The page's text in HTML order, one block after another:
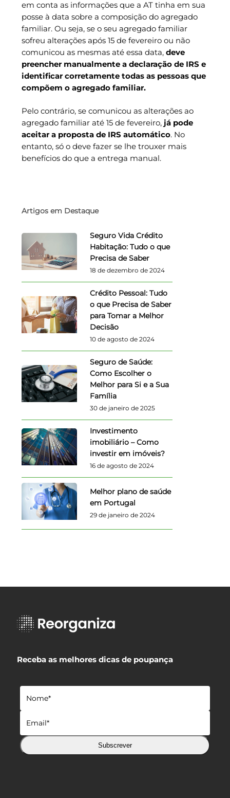
em conta as informações que a AT tinha em sua
posse à data sobre a composição do agregado
familiar. Ou seja, se o seu agregado familiar
sofreu alterações após 15 de fevereiro ou não
comunicou as mesmas até essa data, deve
preencher manualmente a declaração de IRS e
identificar corretamente todas as pessoas que
compõem o agregado familiar.
Pelo contrário, se comunicou as alterações ao
agregado familiar até 15 de fevereiro, já pode
aceitar a proposta de IRS automático. No
entanto, só o deve fazer se lhe trouxer mais
benefícios do que a entrega manual.
Artigos em Destaque
Seguro Vida Crédito
Habitação: Tudo o que
Precisa de Saber
18 de dezembro de 2024
Crédito Pessoal: Tudo
o que Precisa de Saber
para Tomar a Melhor
Decisão
10 de agosto de 2024
Seguro de Saúde:
Como Escolher o
Melhor para Si e a Sua
Família
30 de janeiro de 2025
Investimento
imobiliário – Como
investir em imóveis?
16 de agosto de 2024
Melhor plano de saúde
em Portugal
29 de janeiro de 2024
Receba as melhores dicas de poupança
Subscrever